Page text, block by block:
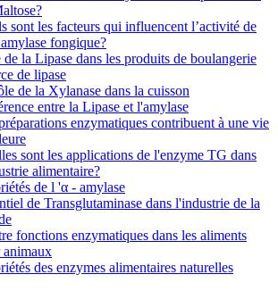
sont les facteurs qui influencent l’activité de
fongique?
de la Lipase dans les produits de boulangerie
de lipase
de la Xylanase dans la cuisson
entre la Lipase et l'amylase
enzymatiques contribuent à une vie
sont les applications de l'enzyme TG dans
alimentaire?
de l 'α - amylase
de Transglutaminase dans l'industrie de la
fonctions enzymatiques dans les aliments
animaux
des enzymes alimentaires naturelles